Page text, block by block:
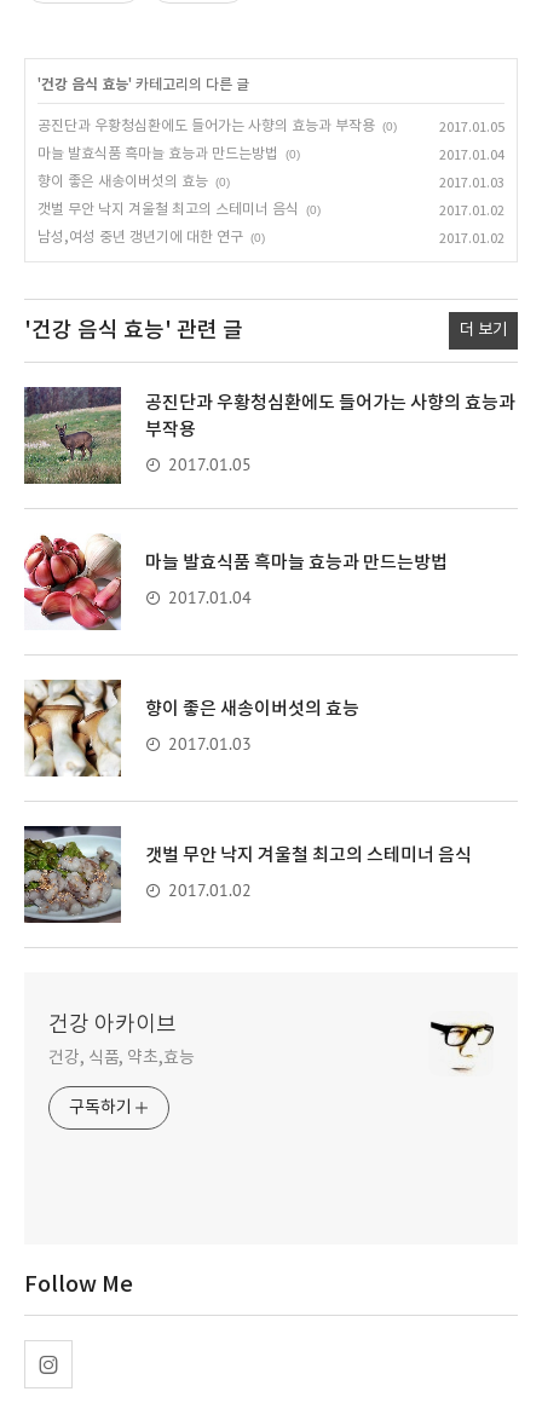
'건강 음식 효능' 카테고리의 다른 글
공진단과 우황청심환에도 들어가는 사향의 효능과 부작용 (0)
2017.01.05
마늘 발효식품 흑마늘 효능과 만드는방법
(0)
2017.01.04
향이 좋은 새송이버섯의 효능 (0)
2017.01.03
갯벌 무안 낙지 겨울철 최고의 스테미너 음식
(0)
2017.01.02
남성,여성 중년 갱년기에 대한 연구 (0) 2017.01.02
'건강 음식 효능' 관련 글 더 보기
공진단과 우황청심환에도 들어가는 사향의 효능과
부작용
2017.01.05
마늘 발효식품 흑마늘 효능과 만드는방법
2017.01.04
향이 좋은 새송이버섯의 효능
2017.01.03
갯벌 무안 낙지 겨울철 최고의 스테미너 음식
2017.01.02
건강 아카이브
건강, 식품, 약초,효능
구독하기
Follow Me